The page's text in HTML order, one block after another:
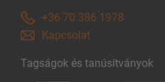
+36 70 386 1978
Kapcsolat
Tagságok és tanúsítványok